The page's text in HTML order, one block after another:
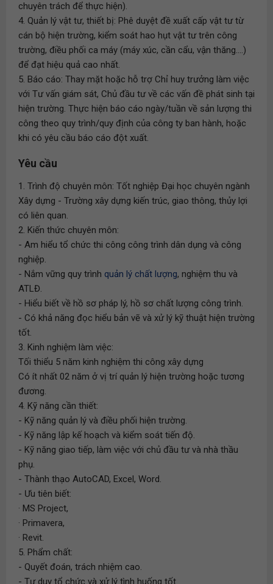
chuyên trách để thực hiện).
4. Quản lý vật tư, thiết bị: Phê duyệt đề xuất cấp vật tư từ
cán bộ hiện trường, kiểm soát hao hụt vật tư trên công
trường, điều phối ca máy (máy xúc, cần cẩu, vận thăng....)
để đạt hiệu quả cao nhất.
5. Báo cáo: Thay mặt hoặc hỗ trợ Chỉ huy trưởng làm việc
với Tư vấn giám sát, Chủ đầu tư về các vấn đề phát sinh tại
hiện trường. Thực hiện báo cáo ngày/tuần về sản lượng thi
công theo quy trình/quy định của công ty ban hành, hoặc
khi có yêu cầu báo cáo đột xuất.
Yêu cầu
1. Trình độ chuyên môn: Tốt nghiệp Đại học chuyên ngành
Xây dựng - Trường xây dựng kiến trúc, giao thông, thủy lợi
có liên quan.
2. Kiến thức chuyên môn:
- Am hiểu tổ chức thi công công trình dân dụng và công
nghiệp.
- Nắm vững quy trình quản lý chất lượng, nghiệm thu và
ATLĐ.
- Hiểu biết về hồ sơ pháp lý, hồ sơ chất lượng công trình.
- Có khả năng đọc hiểu bản vẽ và xử lý kỹ thuật hiện trường
tốt.
3. Kinh nghiệm làm việc:
Tối thiểu 5 năm kinh nghiệm thi công xây dựng
Có ít nhất 02 năm ở vị trí quản lý hiện trường hoặc tương
đương.
4. Kỹ năng cần thiết:
- Kỹ năng quản lý và điều phối hiện trường.
- Kỹ năng lập kế hoạch và kiểm soát tiến độ.
- Kỹ năng giao tiếp, làm việc với chủ đầu tư và nhà thầu
phụ.
- Thành thạo AutoCAD, Excel, Word.
- Ưu tiên biết:
· MS Project,
· Primavera,
· Revit.
5. Phẩm chất:
- Quyết đoán, trách nhiệm cao.
- Tư duy tổ chức và xử lý tình huống tốt.